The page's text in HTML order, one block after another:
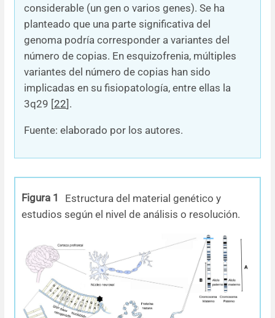
considerable (un gen o varios genes). Se ha
planteado que una parte significativa del
genoma podría corresponder a variantes del
número de copias. En esquizofrenia, múltiples
variantes del número de copias han sido
implicadas en su fisiopatología, entre ellas la
3q29 [22].
Fuente: elaborado por los autores.
Figura 1
Estructura del material genético y
estudios según el nivel de análisis o resolución.